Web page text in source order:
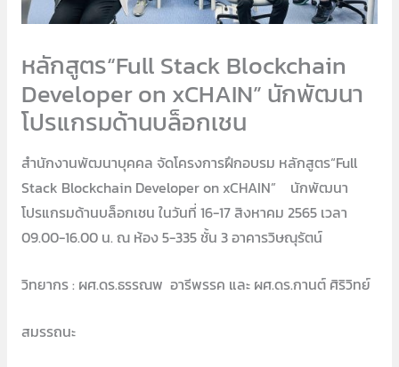
หลักสูตร“Full Stack Blockchain
Developer on xCHAIN” นักพัฒนา
โปรแกรมด้านบล็อกเชน
สำนักงานพัฒนาบุคคล จัดโครงการฝึกอบรม หลักสูตร“Full
Stack Blockchain Developer on xCHAIN” นักพัฒนา
โปรแกรมด้านบล็อกเชน ในวันที่ 16-17 สิงหาคม 2565 เวลา
09.00-16.00 น. ณ ห้อง 5-335 ชั้น 3 อาคารวิษณุรัตน์
วิทยากร : ผศ.ดร.ธรรณพ อารีพรรค และ ผศ.ดร.กานต์ ศิริวิทย์
สมรรถนะ